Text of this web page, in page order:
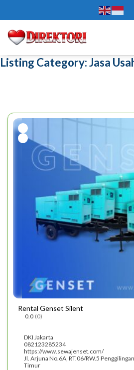
to
content
Listing Category:Jasa
Rental Genset Silent
0.0 (0)
DKI Jakarta
082123285234
https://www.sewajenset.com/
Jl. Arjuna No.6A, RT.06/RW.5
Timur